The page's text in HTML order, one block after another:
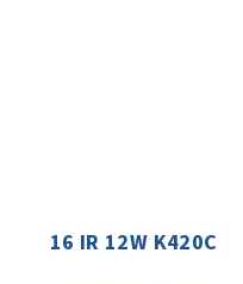
16 IR 12W K420C